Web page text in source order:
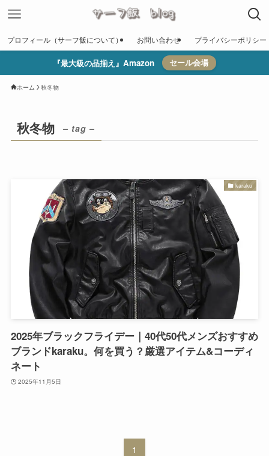
プロフィール（サーフ飯について） お問い合わせ プライバシーポリシー
『最大級の品揃え』Amazon セール会場
ホーム 秋冬物
秋冬物 – tag –
karaku
2025年ブラックフライデー｜40代50代メンズおすすめ
ブランドkaraku。何を買う？厳選アイテム&コーディ
ネート
2025年11月5日
1